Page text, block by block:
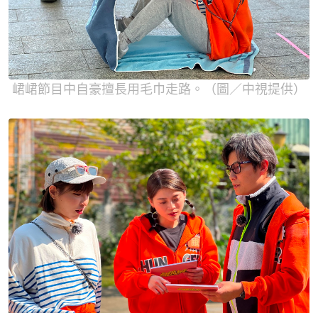
峮峮節目中自豪擅長用毛巾走路。（圖／中視提供）